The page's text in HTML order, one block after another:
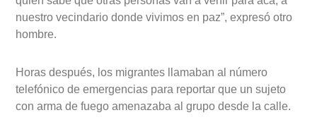
“A ustedes les está ayudando el gobierno de Enrique
Peña Nieto, yo vi los vehículos ¿Por qué Peña Nieto no
los lleva a un refugio en lugar de traerlos a nuestro
Otra madre de familia se quejaba de que uno de los
migrantes caminara en la calle envuelto en una bandera